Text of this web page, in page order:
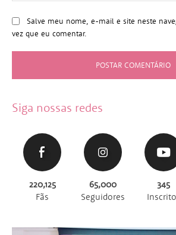
Salve meu nome, e-mail e site neste
vez que eu comentar.
Siga nossas redes
220,125
Fãs
65,000
Seguidores
345